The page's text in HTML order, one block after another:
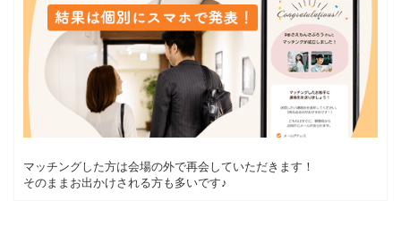
マッチングした方は会場の外で再会していただきます！
そのままお出かけされる方も多いです♪